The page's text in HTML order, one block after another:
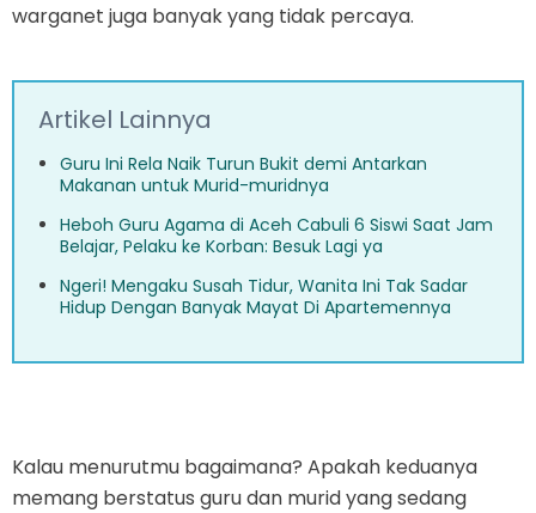
warganet juga banyak yang tidak percaya.
Artikel Lainnya
Guru Ini Rela Naik Turun Bukit demi Antarkan
Makanan untuk Murid-muridnya
Heboh Guru Agama di Aceh Cabuli 6 Siswi Saat Jam
Belajar, Pelaku ke Korban: Besuk Lagi ya
Ngeri! Mengaku Susah Tidur, Wanita Ini Tak Sadar
Hidup Dengan Banyak Mayat Di Apartemennya
Kalau menurutmu bagaimana? Apakah keduanya
memang berstatus guru dan murid yang sedang